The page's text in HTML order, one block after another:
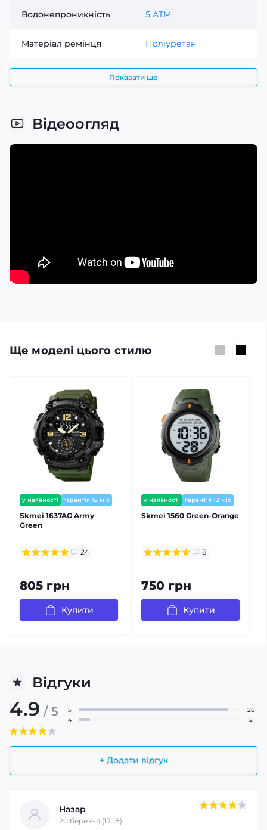
Водонепроникність 5 ATM
Матеріал ремінця Поліуретан
Показати ще
Відеоогляд
Ще моделі цього стилю
у наявності
гарантія 12 міс
⭐ хіт продажів
Skmei 1637AG Army
Green
24
805 грн
Купити
у наявності гарантія 12 міс
Skmei 1560 Green-Orange
8
750 грн
Купити
Відгуки
4.9 / 5
+ Додати відгук
5
26
4
2
Назар
20 березня (17:18)